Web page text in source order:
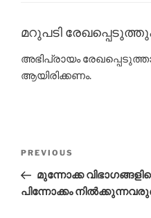
k
മറുപടി
അഭിപ്രായം
ആയിരിക്കണം.
പോസ്റ്റുകളിലൂടെ
Previous
Post
PREVIOUS
മുന്നോക്ക
പിന്നോക്കം